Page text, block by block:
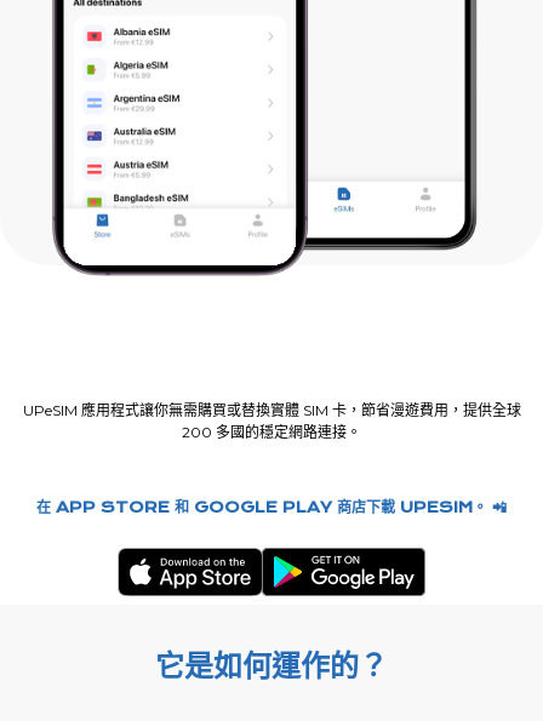
UPeSIM 應用程式讓你無需購買或替換實體 SIM 卡，節省漫遊費用，提供全球
200 多國的穩定網路連接。
在 APP STORE 和 GOOGLE PLAY 商店下載 UPESIM。 📲
它是如何運作的？